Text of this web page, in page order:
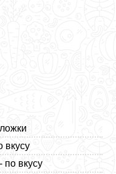
вкусу
вкусу